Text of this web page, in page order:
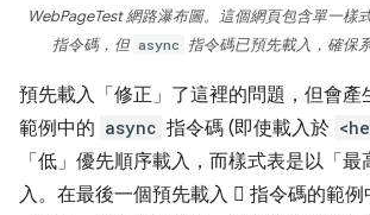
WebPageTest 網路瀑布圖。這個網頁包含單一樣
指令碼，但 async 指令碼已預先載入，確保
預先載入「修正」了這裡的問題，但會產
範例中的 async 指令碼 (即使載入於
「低」優先順序載入，而樣式表是以「
入。在最後一個預先載入  指令碼的範